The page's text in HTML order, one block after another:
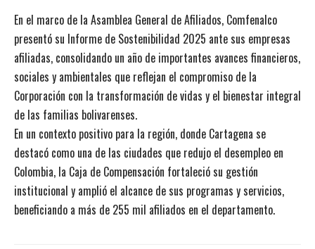
En el marco de la Asamblea General de Afiliados, Comfenalco
presentó su Informe de Sostenibilidad 2025 ante sus empresas
afiliadas, consolidando un año de importantes avances financieros,
sociales y ambientales que reflejan el compromiso de la
Corporación con la transformación de vidas y el bienestar integral
de las familias bolivarenses.
En un contexto positivo para la región, donde Cartagena se
destacó como una de las ciudades que redujo el desempleo en
Colombia, la Caja de Compensación fortaleció su gestión
institucional y amplió el alcance de sus programas y servicios,
beneficiando a más de 255 mil afiliados en el departamento.